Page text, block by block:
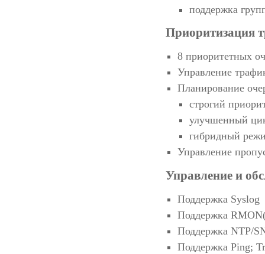
поддержка
Приоритизация
8 приоритетных
Управление
Планирование
строгий
улучшенный
гибридный
Управление
Управление и
Поддержка Syslog
Поддержка
Поддержка NTP/
Поддержка Ping;